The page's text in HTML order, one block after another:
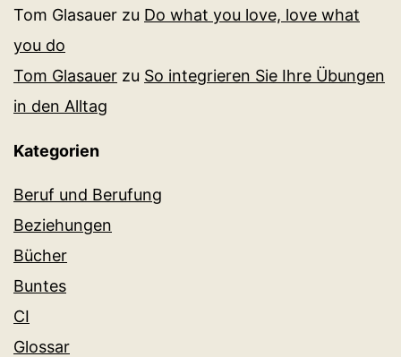
Tom Glasauer zu Do what you love, love what
you do
Tom Glasauer zu So integrieren Sie Ihre Übungen
in den Alltag
Kategorien
Beruf und Berufung
Beziehungen
Bücher
Buntes
CI
Glossar